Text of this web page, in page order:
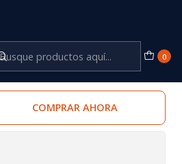
0
COMPRAR AHORA